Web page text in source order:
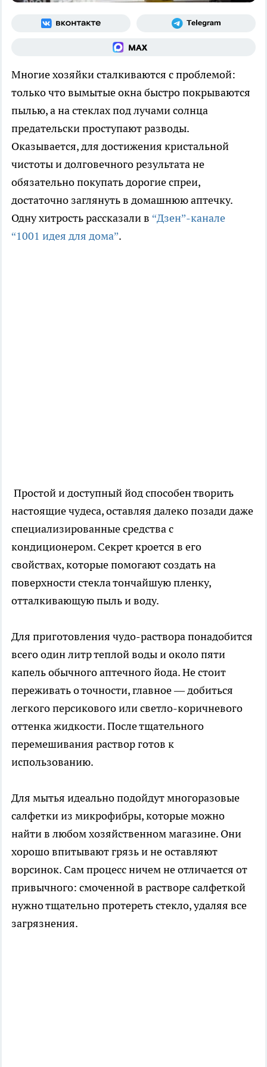
Многие хозяйки сталкиваются с проблемой:
только что вымытые окна быстро покрываются
пылью, а на стеклах под лучами солнца
предательски проступают разводы.
Оказывается, для достижения кристальной
чистоты и долговечного результата не
обязательно покупать дорогие спреи,
достаточно заглянуть в домашнюю аптечку.
Одну хитрость рассказали в “Дзен”-канале
“1001 идея для дома”.
Простой и доступный йод способен творить
настоящие чудеса, оставляя далеко позади даже
специализированные средства с
кондиционером. Секрет кроется в его
свойствах, которые помогают создать на
поверхности стекла тончайшую пленку,
отталкивающую пыль и воду.
Для приготовления чудо-раствора понадобится
всего один литр теплой воды и около пяти
капель обычного аптечного йода. Не стоит
переживать о точности, главное — добиться
легкого персикового или светло-коричневого
оттенка жидкости. После тщательного
перемешивания раствор готов к
использованию.
Для мытья идеально подойдут многоразовые
салфетки из микрофибры, которые можно
найти в любом хозяйственном магазине. Они
хорошо впитывают грязь и не оставляют
ворсинок. Сам процесс ничем не отличается от
привычного: смоченной в растворе салфеткой
нужно тщательно протереть стекло, удаляя все
загрязнения.